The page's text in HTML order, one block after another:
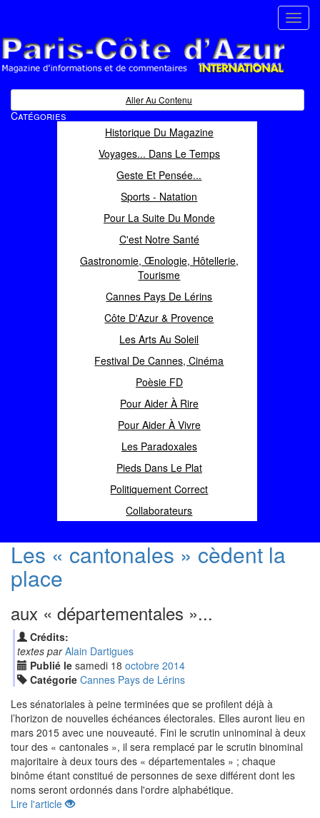
Magazine d'informations et de commentaires
Aller Au Contenu
Catégories
Historique Du Magazine
Voyages... Dans Le Temps
Geste Et Pensée...
Sports - Natation
Pour La Suite Du Monde
C'est Notre Santé
Gastronomie, Œnologie, Hôtellerie,
Tourisme
Cannes Pays De Lérins
Côte D'Azur & Provence
Les Arts Au Soleil
Festival De Cannes, Cinéma
Poèsie FD
Pour Aider À Rire
Pour Aider À Vivre
Les Paradoxales
Pieds Dans Le Plat
Politiquement Correct
Collaborateurs
Les « cantonales » cèdent la
place
aux « départementales »...
Crédits:
textes par Alain Dartigues
Publié le samedi 18 octobre 2014
Catégorie Cannes Pays de Lérins
Les sénatoriales à peine terminées que se profilent déjà à
l’horizon de nouvelles échéances électorales. Elles auront lieu en
mars 2015 avec une nouveauté. Fini le scrutin uninominal à deux
tour des « cantonales », il sera remplacé par le scrutin binominal
majoritaire à deux tours des « départementales » ; chaque
binôme étant constitué de personnes de sexe différent dont les
noms seront ordonnés dans l'ordre alphabétique.
Lire l'article